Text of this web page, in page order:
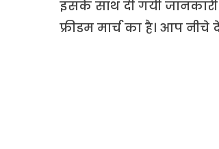
इसके साथ दी गयी
फ्रीडम मार्च का है। आप